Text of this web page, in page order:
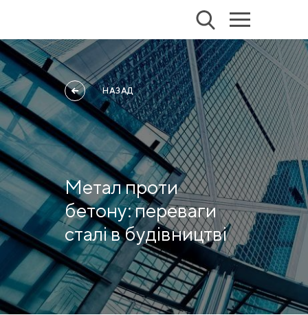
НАЗАД
Метал проти
бетону: переваги
сталі в будівництві